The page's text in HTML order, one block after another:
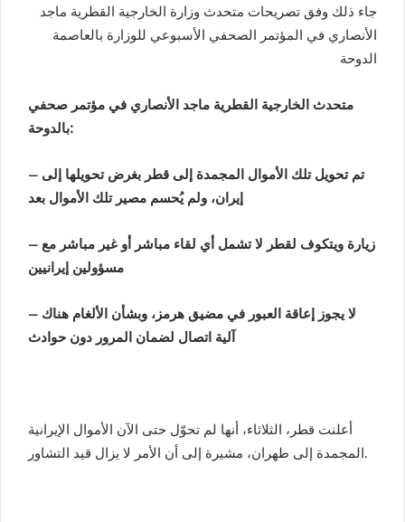
جاء ذلك وفق تصريحات متحدث وزارة الخارجية القطرية ماجد
الأنصاري في المؤتمر الصحفي الأسبوعي للوزارة بالعاصمة
الدوحة
متحدث الخارجية القطرية ماجد الأنصاري في مؤتمر صحفي
بالدوحة:
– تم تحويل تلك الأموال المجمدة إلى قطر بغرض تحويلها إلى
إيران، ولم يُحسم مصير تلك الأموال بعد
– زيارة ويتكوف لقطر لا تشمل أي لقاء مباشر أو غير مباشر مع
مسؤولين إيرانيين
– لا يجوز إعاقة العبور في مضيق هرمز، وبشأن الألغام هناك
آلية اتصال لضمان المرور دون حوادث
أعلنت قطر، الثلاثاء، أنها لم تحوّل حتى الآن الأموال الإيرانية
المجمدة إلى طهران، مشيرة إلى أن الأمر لا يزال قيد التشاور.